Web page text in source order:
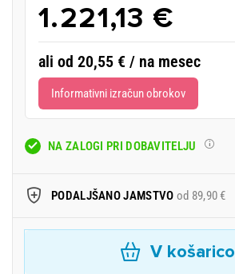
1.221,13 €
ali od 20,55 € / na mesec
Informativni izračun obrokov
NA ZALOGI PRI DOBAVITELJU
PODALJŠANO JAMSTVO od 89,90 €
V košarico